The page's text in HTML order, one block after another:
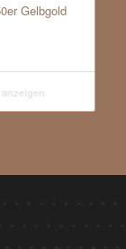
Gelbgold